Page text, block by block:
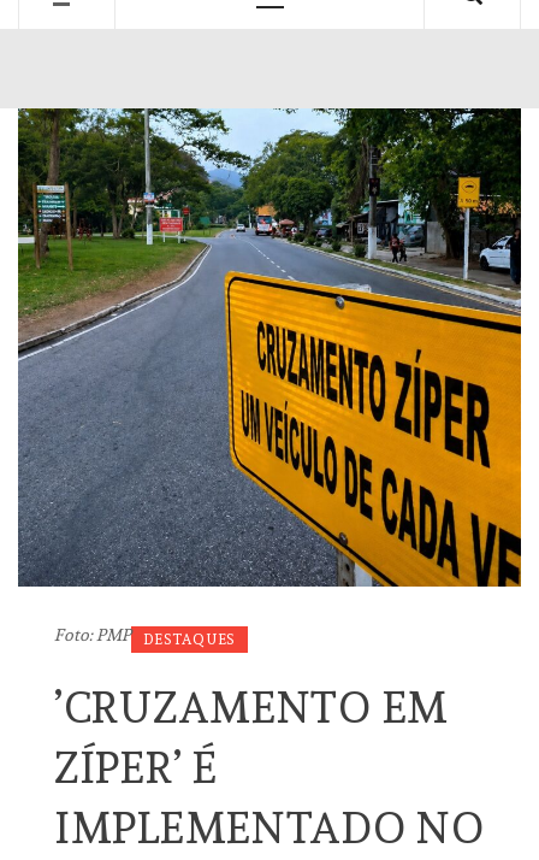
Foto: PMP DESTAQUES
’CRUZAMENTO EM
ZÍPER’ É
IMPLEMENTADO NO